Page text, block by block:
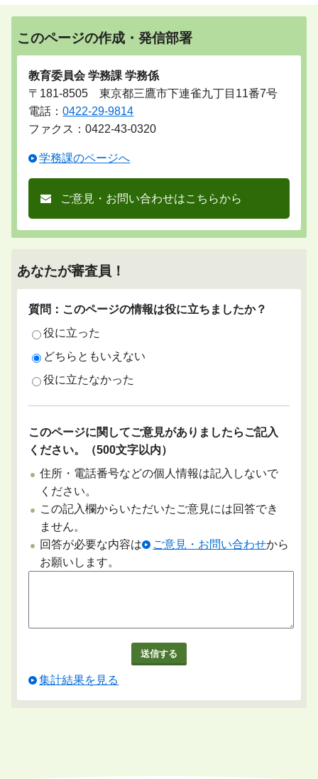
このページの作成・発信部署
教育委員会 学務課 学務係
〒181-8505 東京都三鷹市下連雀九丁目11番7号
電話：0422-29-9814
ファクス：0422-43-0320
学務課のページへ
ご意見・お問い合わせはこちらから
あなたが審査員！
質問：このページの情報は役に立ちましたか？
役に立った
どちらともいえない
役に立たなかった
このページに関してご意見がありましたらご記入
ください。（500文字以内）
住所・電話番号などの個人情報は記入しないで
ください。
この記入欄からいただいたご意見には回答でき
ません。
回答が必要な内容は
ご意見・お問い合わせから
お願いします。
集計結果を見る